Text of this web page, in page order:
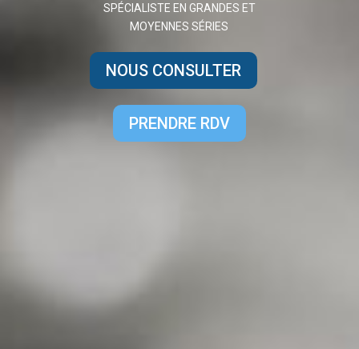
SPÉCIALISTE EN GRANDES ET
MOYENNES SÉRIES
NOUS CONSULTER
PRENDRE RDV